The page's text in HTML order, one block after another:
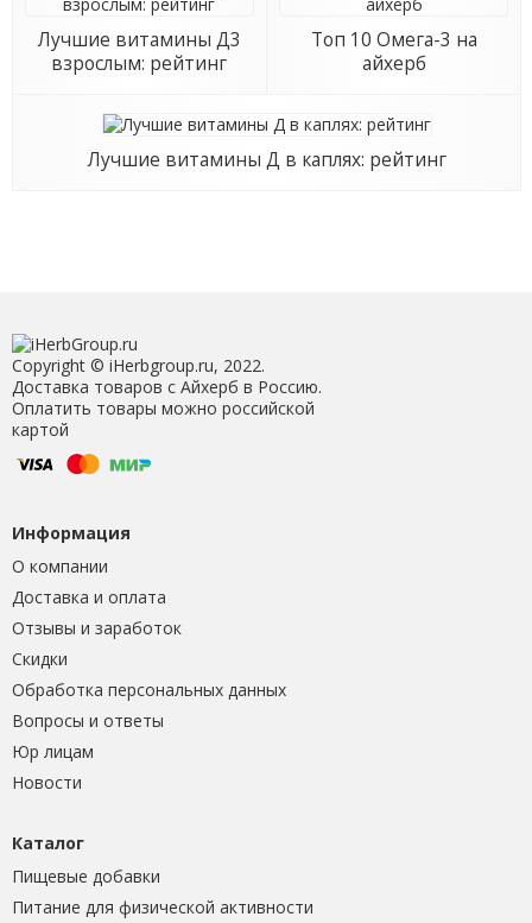
Лучшие витамины Д3
взрослым: рейтинг
Топ 10 Омега-3 на
айхерб
Лучшие витамины Д в каплях: рейтинг
Copyright © iHerbgroup.ru, 2022.
Доставка товаров с Айхерб в Россию.
Оплатить товары можно российской
картой
Информация
О компании
Доставка и оплата
Отзывы и заработок
Скидки
Обработка персональных данных
Вопросы и ответы
Юр лицам
Новости
Каталог
Пищевые добавки
Питание для физической активности